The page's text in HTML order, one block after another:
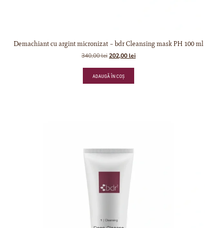
Demachiant cu argint micronizat – bdr Cleansing mask PH 100 ml
340,00lei202,00lei
ADAUGĂ ÎN COȘ